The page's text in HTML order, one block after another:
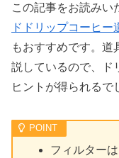
この記事をお読みい
ドドリップコーヒ
もおすすめです。道
説しているので、ド
ヒントが得られるで
フィルター